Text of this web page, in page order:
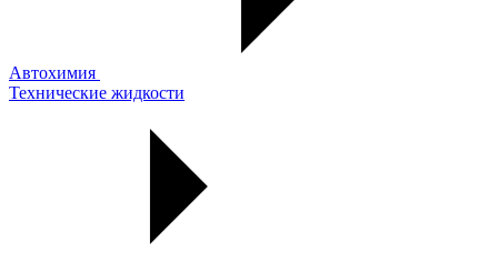
Автохимия
Технические жидкости